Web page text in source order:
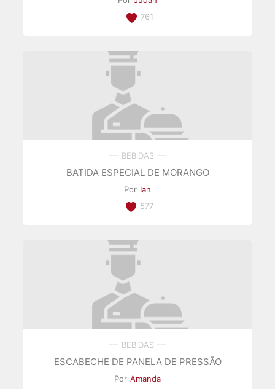
761
BEBIDAS
BATIDA ESPECIAL DE MORANGO
Por Ian
577
BEBIDAS
ESCABECHE DE PANELA DE PRESSÃO
Por Amanda